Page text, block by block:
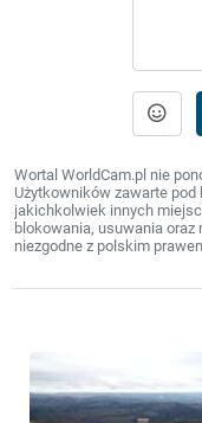
Wortal WorldCam.pl nie
Użytkowników zawarte
jakichkolwiek innych
blokowania, usuwania
niezgodne z polskim